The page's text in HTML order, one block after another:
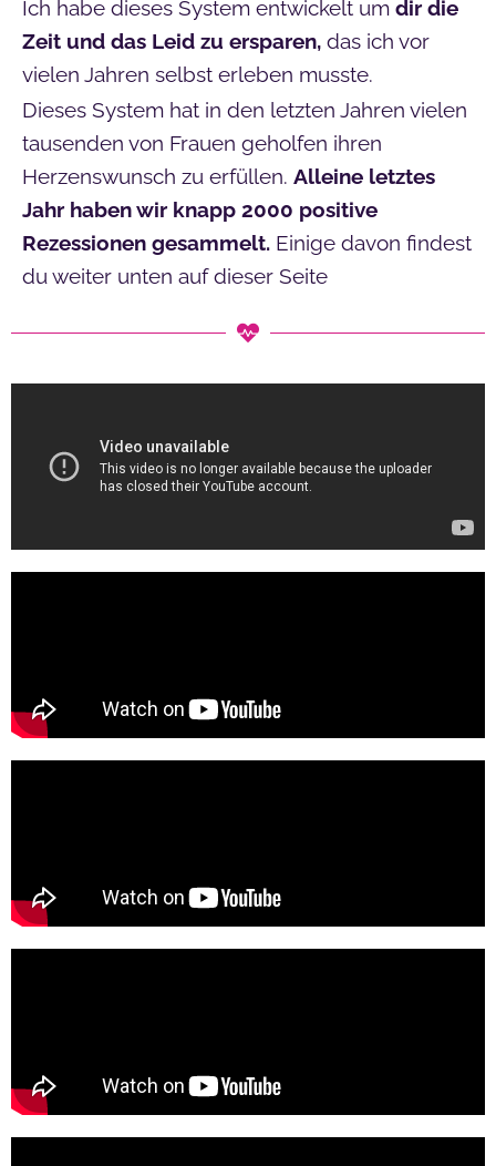
Ich habe dieses System entwickelt um dir die
Zeit und das Leid zu ersparen, das ich vor
vielen Jahren selbst erleben musste.
Dieses System hat in den letzten Jahren vielen
tausenden von Frauen geholfen ihren
Herzenswunsch zu erfüllen. Alleine letztes
Jahr haben wir knapp 2000 positive
Rezessionen gesammelt. Einige davon findest
du weiter unten auf dieser Seite